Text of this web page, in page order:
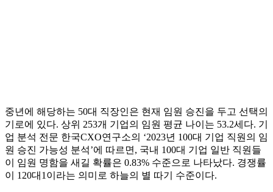
중년에 해당하는 50대 직장인은 현재 임원 승진을 두고 선택의
기로에 있다. 상위 253개 기업의 임원 평균 나이는 53.2세다. 기
업 분석 전문 한국CXO연구소의 ‘2023년 100대 기업 직원의 임
원 승진 가능성 분석’에 따르면, 국내 100대 기업 일반 직원들
이 임원 명함을 새길 확률은 0.83% 수준으로 나타났다. 경쟁률
이 120대1이라는 의미로 하늘의 별 따기 수준이다.